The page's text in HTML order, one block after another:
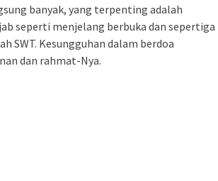
banyak, yang terpenting adalah
seperti menjelang berbuka dan sepertiga
SWT. Kesungguhan dalam berdoa
dan rahmat-Nya.